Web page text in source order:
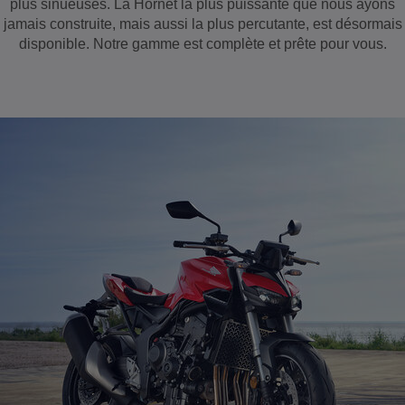
plus sinueuses. La Hornet la plus puissante que nous ayons
jamais construite, mais aussi la plus percutante, est désormais
disponible. Notre gamme est complète et prête pour vous.